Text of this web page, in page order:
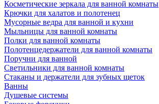
Косметические зеркала для ванной комнаты
Крючки для халатов и полотенец
Мусорные ведра для ванной и кухни
Мыльницы для ванной комнаты
Полки для ванной комнаты
Полотенцедержатели для ванной комнаты
Поручни для ванной
Светильники для ванной комнаты
Стаканы и держатели для зубных щеток
Ванны
Душевые системы